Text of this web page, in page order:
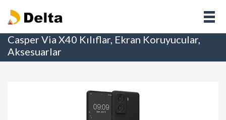
Casper Via X40 Kılıflar, Ekran Koruyucular,
Aksesuarlar